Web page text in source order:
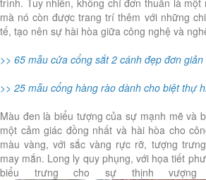
trình. Tuy nhiên, không chỉ đơn thuần là một
mà nó còn được trang trí thêm với những
tế, tạo nên sự hài hòa giữa công nghệ và
>> 65 mẫu cửa cổng sắt 2 cánh đẹp đơn giản
>> 25 mẫu cổng hàng rào dành cho biệt thự
Màu đen là biểu tượng của sự mạnh mẽ và
một cảm giác đồng nhất và hài hòa cho
màu vàng, với sắc vàng rực rỡ, tượng
may mắn. Long ly quy phụng, với họa tiết
biểu trưng cho sự thịnh